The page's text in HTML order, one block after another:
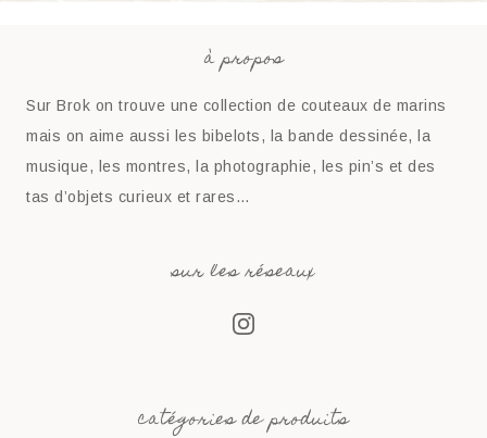
à propos
Sur Brok on trouve une collection de couteaux de marins
mais on aime aussi les bibelots, la bande dessinée, la
musique, les montres, la photographie, les pin’s et des
tas d’objets curieux et rares…
sur les réseaux
catégories de produits